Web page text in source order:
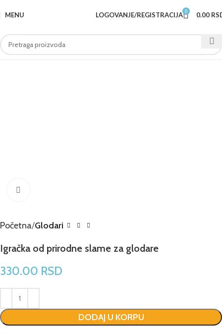
MENU LOGOVANJE/REGISTRACIJA 0 0.00
Početna Glodari
Igračka od prirodne slame za glodare
330.00 RSD
DODAJ U KORPU